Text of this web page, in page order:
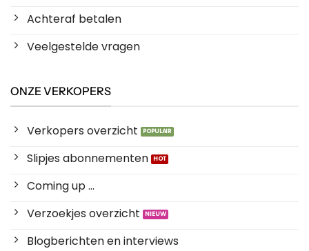
Achteraf betalen
Veelgestelde vragen
ONZE VERKOPERS
Verkopers overzicht
Slipjes abonnementen
Coming up ...
Verzoekjes overzicht
Blogberichten en interviews